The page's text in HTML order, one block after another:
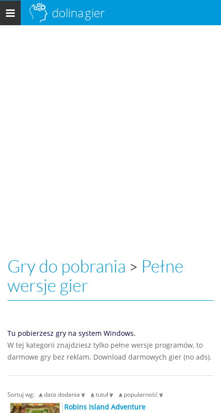
Menu
główne
dolinagier
Gry do pobrania > Pełne
wersje gier
Tu pobierzesz gry na system Windows.
W tej kategorii znajdziesz tylko pełne wersje programów, to
darmowe gry bez reklam. Download darmowych gier (no ads).
Sortuj wg: data dodania tutuł popularność
Robins Island Adventure